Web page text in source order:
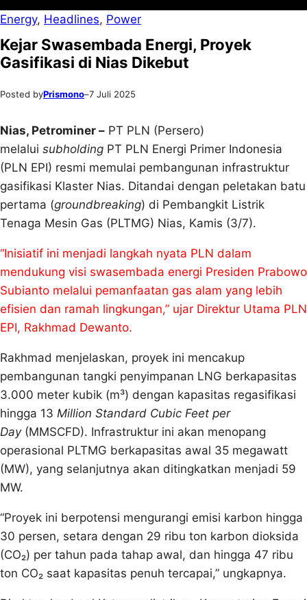
Energy, Headlines, Power
Kejar Swasembada Energi, Proyek
Gasifikasi di Nias Dikebut
Posted byPrismono–7 Juli 2025
Nias, Petrominer – PT PLN (Persero)
melalui subholding PT PLN Energi Primer Indonesia
(PLN EPI) resmi memulai pembangunan infrastruktur
gasifikasi Klaster Nias. Ditandai dengan peletakan batu
pertama (groundbreaking) di Pembangkit Listrik
Tenaga Mesin Gas (PLTMG) Nias, Kamis (3/7).
“Inisiatif ini menjadi langkah nyata PLN dalam
mendukung visi swasembada energi Presiden Prabowo
Subianto melalui pemanfaatan gas alam yang lebih
efisien dan ramah lingkungan,” ujar Direktur Utama PLN
EPI, Rakhmad Dewanto.
Rakhmad menjelaskan, proyek ini mencakup
pembangunan tangki penyimpanan LNG berkapasitas
3.000 meter kubik (m³) dengan kapasitas regasifikasi
hingga 13 Million Standard Cubic Feet per
Day(MMSCFD). Infrastruktur ini akan menopang
operasional PLTMG berkapasitas awal 35 megawatt
(MW), yang selanjutnya akan ditingkatkan menjadi 59
MW.
“Proyek ini berpotensi mengurangi emisi karbon hingga
30 persen, setara dengan 29 ribu ton karbon dioksida
(CO₂) per tahun pada tahap awal, dan hingga 47 ribu
ton CO₂ saat kapasitas penuh tercapai,” ungkapnya.